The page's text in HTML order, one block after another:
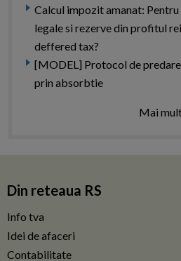
Calcul impozit amanat:
legale si rezerve din profitul
deffered tax?
[MODEL] Protocol de
prin absorbtie
Mai
Din reteaua RS
Info tva
Idei de afaceri
Contabilitate